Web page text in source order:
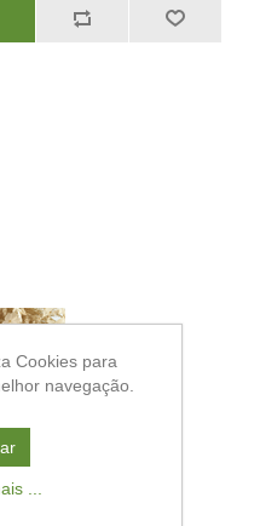
Cookies para
navegação.
...